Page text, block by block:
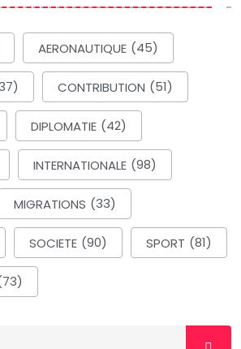
AERONAUTIQUE (45)
CONTRIBUTION (51)
DIPLOMATIE (42)
INTERNATIONALE (98)
MIGRATIONS (33)
SOCIETE (90) SPORT (81)